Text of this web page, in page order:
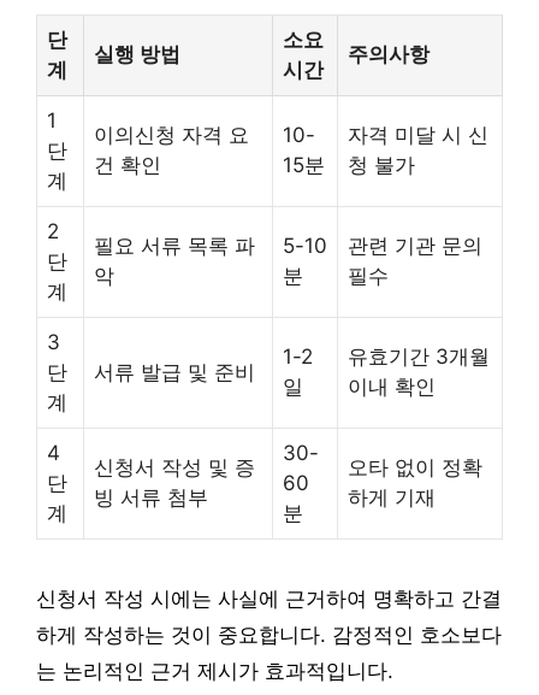
단
계
실행 방법
소요
시간
주의사항
1
단
계
이의신청 자격 요
건 확인
10-
15분
자격 미달 시 신
청 불가
2
단
계
필요 서류 목록 파
악
5-10
분
관련 기관 문의
필수
3
단
계
서류 발급 및 준비
1-2
일
유효기간 3개월
이내 확인
4
단
계
신청서 작성 및 증
빙 서류 첨부
30-
60
분
오타 없이 정확
하게 기재
신청서 작성 시에는 사실에 근거하여 명확하고 간결
하게 작성하는 것이 중요합니다. 감정적인 호소보다
는 논리적인 근거 제시가 효과적입니다.